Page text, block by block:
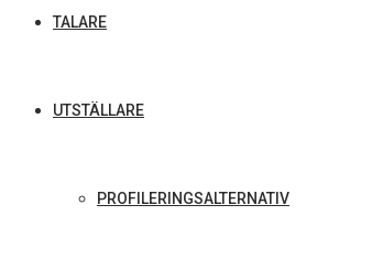
TALARE
UTSTÄLLARE
PROFILERINGSALTERNATIV